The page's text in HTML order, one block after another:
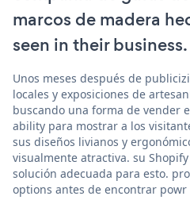
marcos de madera
seen in their business.
Unos meses después de
locales y exposiciones de
buscando una forma de vender
ability para mostrar a los
sus diseños livianos y
visualmente atractiva. su
solución adecuada para esto.
options antes de encontrar